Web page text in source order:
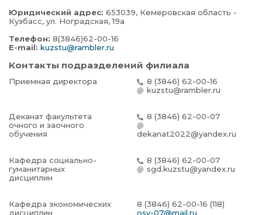
Юридический адрес: 653039, Кемеровская область -
Кузбасс, ул. Ноградская, 19а
Телефон: 8(3846)62-00-16
E-mail: kuzstu@rambler.ru
Контакты подразделений филиала
Приемная директора
8 (3846) 62-00-16
kuzstu@rambler.ru
Деканат факультета
очного и заочного
обучения
8 (3846) 62-00-07
dekanat2022@yandex.ru
Кафедра социально-
гуманитарных
дисциплин
8 (3846) 62-00-07
sgd.kuzstu@yandex.ru
Кафедра экономических
дисциплин
8 (3846) 62-00-16 (118)
osv-07@mail.ru